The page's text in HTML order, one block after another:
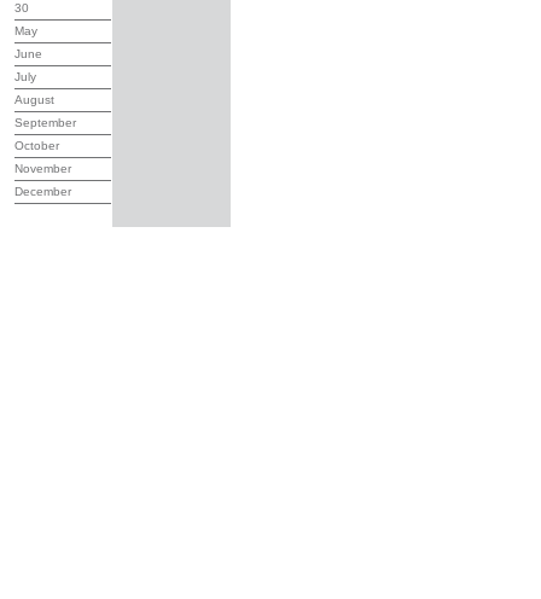
30
May
June
July
August
September
October
November
December